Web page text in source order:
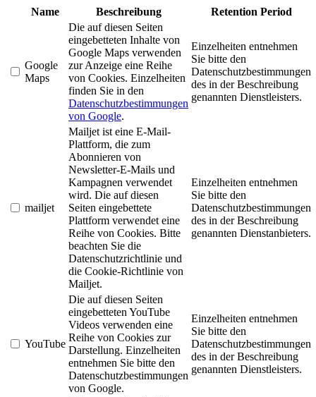
Name Beschreibung Retention Period
Google
Maps
Die auf diesen Seiten
eingebetteten Inhalte von
Google Maps verwenden
zur Anzeige eine Reihe
von Cookies. Einzelheiten
finden Sie in den
Datenschutzbestimmungen
von Google.
Einzelheiten entnehmen
Sie bitte den
Datenschutzbestimmungen
des in der Beschreibung
genannten Dienstleisters.
mailjet
Mailjet ist eine E-Mail-
Plattform, die zum
Abonnieren von
Newsletter-E-Mails und
Kampagnen verwendet
wird. Die auf diesen
Seiten eingebettete
Plattform verwendet eine
Reihe von Cookies. Bitte
beachten Sie die
Datenschutzrichtlinie und
die Cookie-Richtlinie von
Mailjet.
Einzelheiten entnehmen
Sie bitte den
Datenschutzbestimmungen
des in der Beschreibung
genannten Dienstanbieters.
YouTube
Die auf diesen Seiten
eingebetteten YouTube
Videos verwenden eine
Reihe von Cookies zur
Darstellung. Einzelheiten
entnehmen Sie bitte den
Datenschutzbestimmungen
von Google.
Einzelheiten entnehmen
Sie bitte den
Datenschutzbestimmungen
des in der Beschreibung
genannten Dienstleisters.